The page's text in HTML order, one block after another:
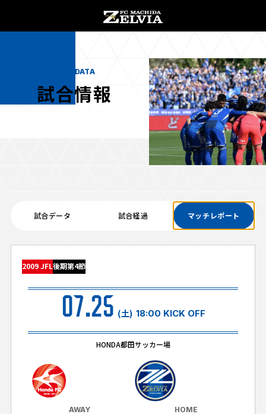
チケット購入 オンラインストア
グッズ
ホームタウン活動
アカデミー
試合情報トップ
試合データ
試合日程・結果
順位表・ゴールランキング
観戦するトップ
チケットを買う
チケット購入
チケット販売スケジュール
️スタジアムを知る
クラブを知る
クラブを知るトップ
ＦＣ町田ゼルビアについて
選手・スタッフ紹介
ファンクラブ
クラブゼルビスタへの入会
グッズを買う
グッズを買うトップ
MATCH DATA
試合情報
試合データ 試合経過 マッチレポート
2009 JFL後期第4節
AWAY
07.25 (土) 18:00 KICK OFF
HONDA都田サッカー場
HOME